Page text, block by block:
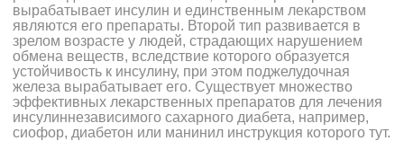
вырабатывает инсулин и единственным лекарством
являются его препараты. Второй тип развивается в
зрелом возрасте у людей, страдающих нарушением
обмена веществ, вследствие которого образуется
устойчивость к инсулину, при этом поджелудочная
железа вырабатывает его. Существует множество
эффективных лекарственных препаратов для лечения
инсулиннезависимого сахарного диабета, например,
сиофор, диабетон или манинил инструкция которого тут.